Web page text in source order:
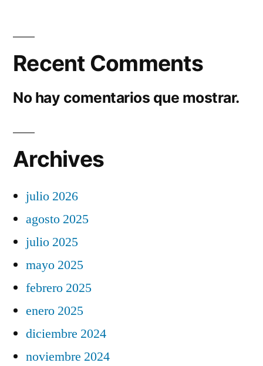
Recent Comments
No hay comentarios que mostrar.
Archives
julio 2026
agosto 2025
julio 2025
mayo 2025
febrero 2025
enero 2025
diciembre 2024
noviembre 2024